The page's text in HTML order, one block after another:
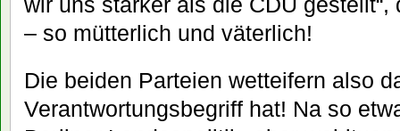
– so mütterlich und väterlich!
Die beiden Parteien wetteifern also
Verantwortungsbegriff hat! Na so